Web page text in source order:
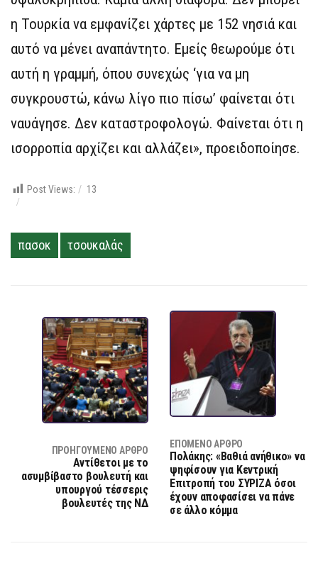
η Τουρκία να εμφανίζει χάρτες με 152 νησιά και
αυτό να μένει αναπάντητο. Εμείς θεωρούμε ότι
αυτή η γραμμή, όπου συνεχώς ‘για να μη
συγκρουστώ, κάνω λίγο πιο πίσω’ φαίνεται ότι
ναυάγησε. Δεν καταστροφολογώ. Φαίνεται ότι η
ισορροπία αρχίζει και αλλάζει», προειδοποίησε.
Post Views: 13
πασοκ τσουκαλάς
ΠΡΟΗΓΟΎΜΕΝΟ ΆΡΘΡΟ
Αντίθετοι με το
ασυμβίβαστο βουλευτή και
υπουργού τέσσερις
βουλευτές της ΝΔ
ΕΠΌΜΕΝΟ ΆΡΘΡΟ
Πολάκης: «Βαθιά ανήθικο» να
ψηφίσουν για Κεντρική
Επιτροπή του ΣΥΡΙΖΑ όσοι
έχουν αποφασίσει να πάνε
σε άλλο κόμμα